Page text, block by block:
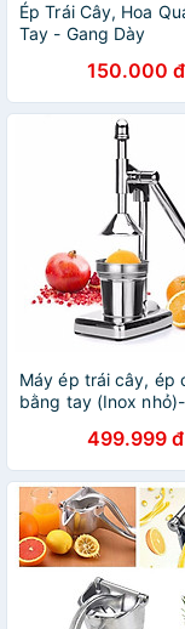
Ép Trái Cây, Hoa
Tay - Gang Dày
150.000 đ
Máy ép trái cây, ép
bằng tay (Inox
499.999 đ